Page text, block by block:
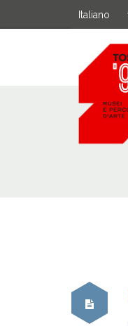
Italiano